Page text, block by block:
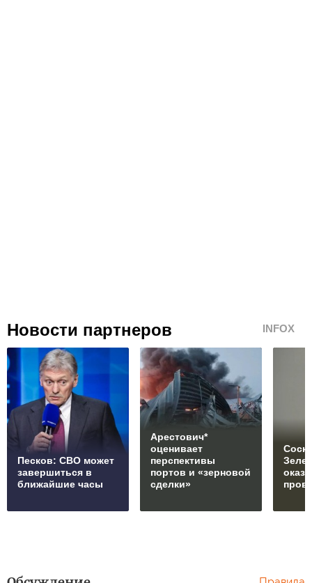
Новости партнеров INFOX
Песков: СВО может
завершиться в
ближайшие часы
Арестович*
оценивает
перспективы
портов и «зерновой
сделки»